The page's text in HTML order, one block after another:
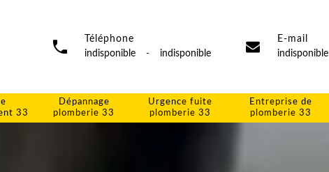
Téléphone
indisponible
- indisponible
E-mail
indisponible
33
Dépannage
plomberie 33
Urgence fuite
plomberie 33
Entreprise de
plomberie 33